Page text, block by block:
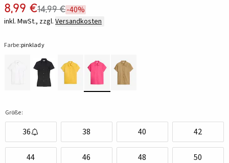
8,99 €14,99 €-40%
inkl. MwSt., zzgl. Versandkosten
Farbe:pinklady
Größe:
36 38 40 42
44 46 48 50